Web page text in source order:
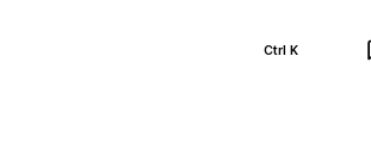
Ctrl K